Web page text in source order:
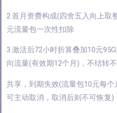
2.首月资费构成(四舍五入向上取
元流量包一次性扣除
3.激活后72小时折算叠加10元
向流量(有效期12个月)，不结转不
共享，到期失效(流量包10元每
可主动取消，取消后则不可恢复)